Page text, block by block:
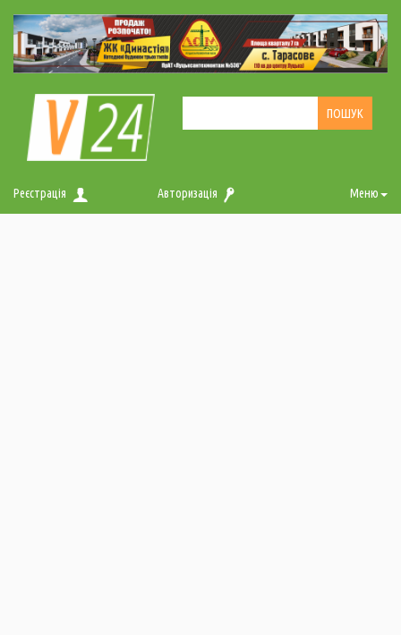
Реєстрація Авторизація Меню